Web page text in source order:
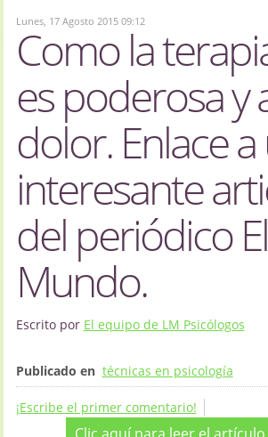
Lunes, 17 Agosto 2015 09:12
Como la
es poderosa y
dolor. Enlace
interesante
del periódico El
Mundo.
Escrito por El equipo de LM Psicólogos
Publicado en técnicas en psicología
¡Escribe el primer comentario!
Clic aquí para leer el artículo